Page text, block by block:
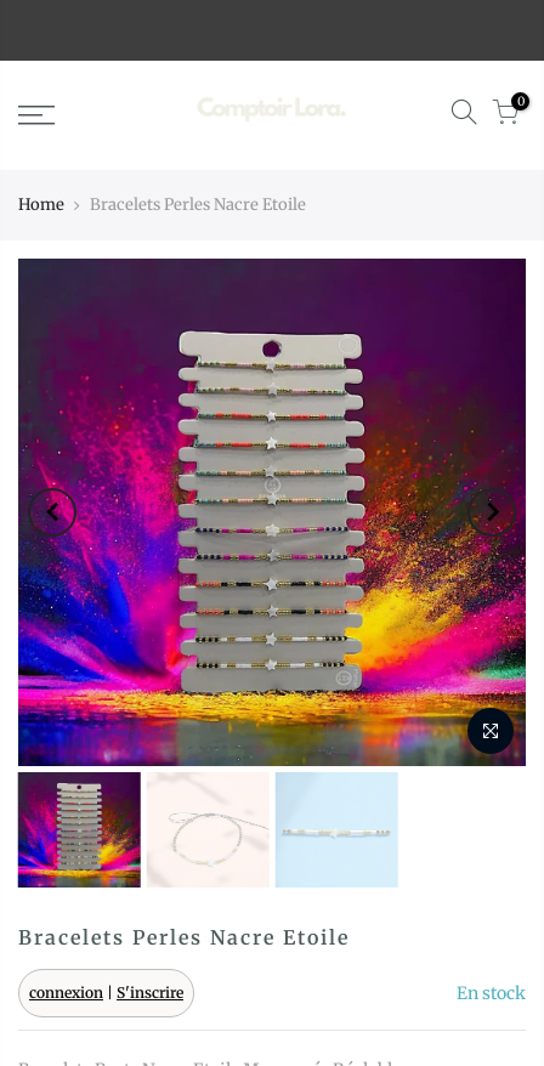
0
Home Bracelets Perles Nacre Etoile
Bracelets Perles Nacre Etoile
connexion S'inscrire En stock